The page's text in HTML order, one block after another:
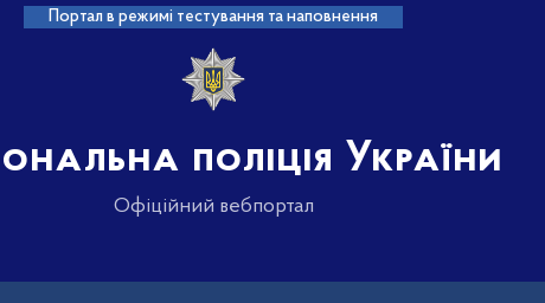
Портал в режимі тестування та наповнення
поліція України
Офіційний вебпортал